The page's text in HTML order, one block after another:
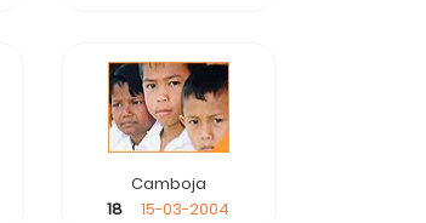
Camboja
18
15-03-2004